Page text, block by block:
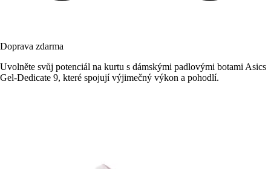
Doprava zdarma
Uvolněte svůj potenciál na kurtu s dámskými padlovými botami Asics
Gel-Dedicate 9, které spojují výjimečný výkon a pohodlí.